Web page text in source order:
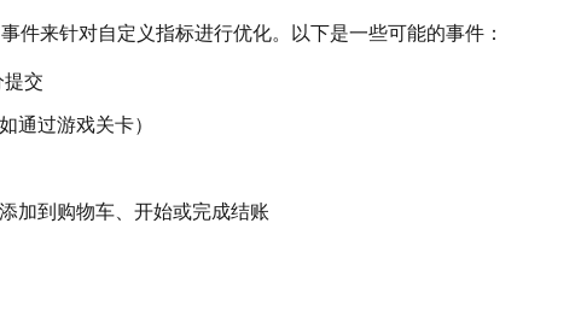
事件来针对自定义指标进行优化。以下是一些可能的事件：
交
通过游戏关卡）
加到购物车、开始或完成结账